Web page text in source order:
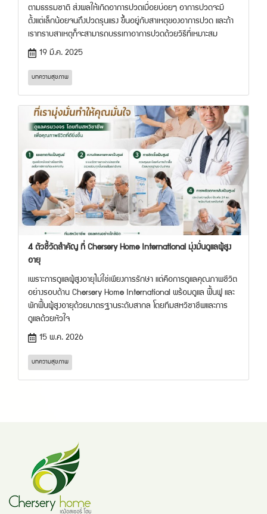
ตามธรรมชาติ ส่งผลให้เกิดอาการปวดเมื่อยบ่อยๆ อาการปวดจะมี
ตั้งแต่เล็กน้อยจนถึงปวดรุนแรง ขึ้นอยู่กับสาเหตุของอาการปวด และถ้า
เราทราบสาเหตุก็จะสามารถบรรเทาอาการปวดด้วยวิธีที่เหมาะสม
19 มี.ค. 2025
บทความสุขภาพ
4 ตัวชี้วัดสำคัญ ที่ Chersery Home International มุ่งมั่นดูแลผู้สูง
อายุ
เพราะการดูแลผู้สูงอายุไม่ใช่เพียงการรักษา แต่คือการดูแลคุณภาพชีวิต
อย่างรอบด้าน Chersery Home International พร้อมดูแล ฟื้นฟู และ
พักฟื้นผู้สูงอายุด้วยมาตรฐานระดับสากล โดยทีมสหวิชาชีพและการ
ดูแลด้วยหัวใจ
15 พ.ค. 2026
บทความสุขภาพ